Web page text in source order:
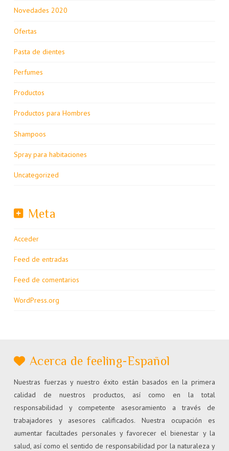
Novedades 2020
Ofertas
Pasta de dientes
Perfumes
Productos
Productos para Hombres
Shampoos
Spray para habitaciones
Uncategorized
Meta
Acceder
Feed de entradas
Feed de comentarios
WordPress.org
Acerca de feeling-Español
Nuestras fuerzas y nuestro éxito están basados en la primera
calidad de nuestros productos, así como en la total
responsabilidad y competente asesoramiento a través de
trabajadores y asesores calificados. Nuestra ocupación es
aumentar facultades personales y favorecer el bienestar y la
salud, así como el sentido de responsabilidad por la naturaleza y